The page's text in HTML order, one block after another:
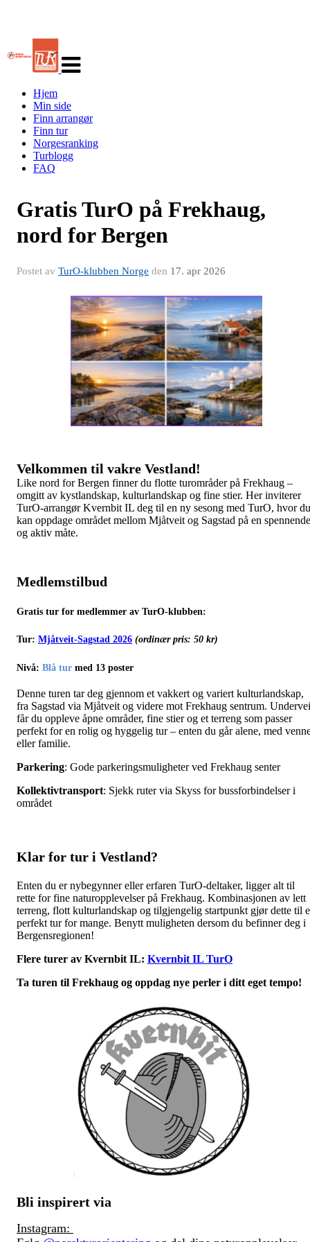
navigasjon
Hjem
Min side
Finn arrangør
Finn tur
Norgesranking
Turblogg
FAQ
Gratis TurO på Frekhaug,
nord for Bergen
Postet av TurO-klubben Norge den 17. apr 2026
Velkommen til vakre Vestland!
Like nord for Bergen finner du flotte turområder på Frekhaug –
omgitt av kystlandskap, kulturlandskap og fine stier. Her inviterer
TurO-arrangør Kvernbit IL deg til en ny sesong med TurO, hvor du
kan oppdage området mellom Mjåtveit og Sagstad på en spennende
og aktiv måte.
Medlemstilbud
Gratis tur for medlemmer av TurO-klubben:
Tur: Mjåtveit-Sagstad 2026 (ordinær pris: 50 kr)
Nivå: Blå tur med 13 poster
Denne turen tar deg gjennom et vakkert og variert kulturlandskap,
fra Sagstad via Mjåtveit og videre mot Frekhaug sentrum.
får du oppleve åpne områder, fine stier og et terreng som passer
perfekt for en rolig og hyggelig tur – enten du går alene, med
eller familie.
Parkering: Gode parkeringsmuligheter ved Frekhaug senter
Kollektivtransport: Sjekk ruter via Skyss for bussforbindelser i
området
Klar for tur i Vestland?
Enten du er nybegynner eller erfaren TurO-deltaker, ligger alt til
rette for fine naturopplevelser på Frekhaug. Kombinasjonen av lett
terreng, flott kulturlandskap og tilgjengelig startpunkt gjør dette til
perfekt tur for mange. Benytt muligheten dersom du befinner deg i
Bergensregionen!
Flere turer av Kvernbit IL: Kvernbit IL TurO
Ta turen til Frekhaug og oppdag nye perler i ditt eget tempo!
Bli inspirert via
Instagram: